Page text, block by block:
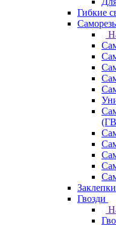
Гибкие
Гвозди